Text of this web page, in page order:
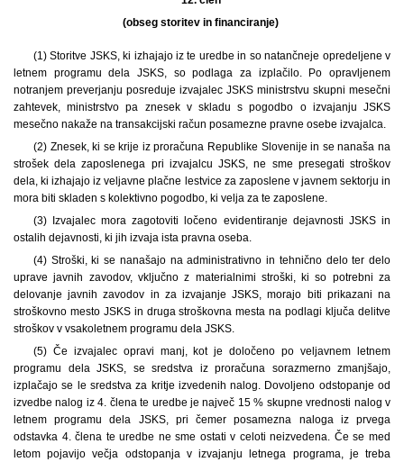
(obseg storitev in financiranje)
(1) Storitve JSKS, ki izhajajo iz te uredbe in so natančneje opredeljene v
letnem programu dela JSKS, so podlaga za izplačilo. Po opravljenem
notranjem preverjanju posreduje izvajalec JSKS ministrstvu skupni mesečni
zahtevek, ministrstvo pa znesek v skladu s pogodbo o izvajanju JSKS
mesečno nakaže na transakcijski račun posamezne pravne osebe izvajalca.
(2) Znesek, ki se krije iz proračuna Republike Slovenije in se nanaša na
strošek dela zaposlenega pri izvajalcu JSKS, ne sme presegati stroškov
dela, ki izhajajo iz veljavne plačne lestvice za zaposlene v javnem sektorju in
mora biti skladen s kolektivno pogodbo, ki velja za te zaposlene.
(3) Izvajalec mora zagotoviti ločeno evidentiranje dejavnosti JSKS in
ostalih dejavnosti, ki jih izvaja ista pravna oseba.
(4) Stroški, ki se nanašajo na administrativno in tehnično delo ter delo
uprave javnih zavodov, vključno z materialnimi stroški, ki so potrebni za
delovanje javnih zavodov in za izvajanje JSKS, morajo biti prikazani na
stroškovno mesto JSKS in druga stroškovna mesta na podlagi ključa delitve
stroškov v vsakoletnem programu dela JSKS.
(5) Če izvajalec opravi manj, kot je določeno po veljavnem letnem
programu dela JSKS, se sredstva iz proračuna sorazmerno zmanjšajo,
izplačajo se le sredstva za kritje izvedenih nalog. Dovoljeno odstopanje od
izvedbe nalog iz 4. člena te uredbe je največ 15 % skupne vrednosti nalog v
letnem programu dela JSKS, pri čemer posamezna naloga iz prvega
odstavka 4. člena te uredbe ne sme ostati v celoti neizvedena. Če se med
letom pojavijo večja odstopanja v izvajanju letnega programa, je treba